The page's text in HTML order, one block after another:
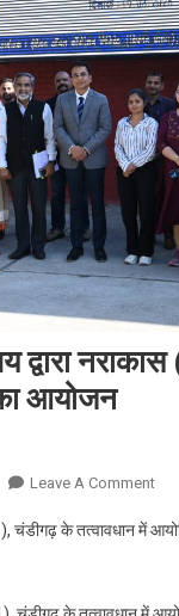
द्वारा
का आयोजन
Leave A CommentOn
पंजाब
चंडीगढ़ के तत्वावधान में